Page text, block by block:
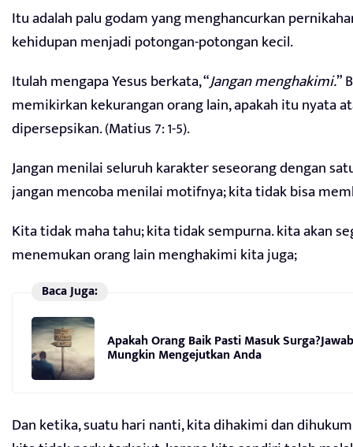
Itu adalah palu godam yang menghancurkan
kehidupan menjadi potongan-potongan kecil.
Itulah mengapa Yesus berkata, “Jangan menghakimi.”
memikirkan kekurangan orang lain, apakah itu nyata
dipersepsikan. (Matius 7: 1-5).
Jangan menilai seluruh karakter seseorang dengan
jangan mencoba menilai motifnya; kita tidak bisa
Kita tidak maha tahu; kita tidak sempurna. kita akan
menemukan orang lain menghakimi kita juga;
Baca Juga:
Apakah Orang Baik Pasti Masuk
Mungkin Mengejutkan Anda
Dan ketika, suatu hari nanti, kita dihakimi dan dihukum